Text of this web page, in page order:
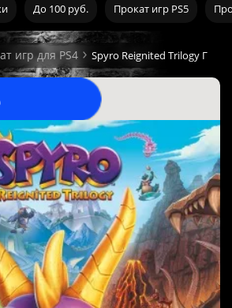
До 100 руб. Прокат игр PS5
игр для PS4 Spyro Reignited Trilogy